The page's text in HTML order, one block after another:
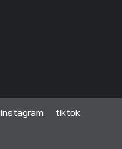
instagram tiktok